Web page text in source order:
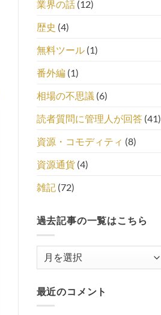
業界の話(12)
歴史 (4)
無料ツール(1)
番外編(1)
相場の不思議 (6)
読者質問に管理人が回答(41)
資源・コモディティ (8)
資源通貨(4)
雑記(72)
過去記事の一覧はこちら
事
の
最近のコメント